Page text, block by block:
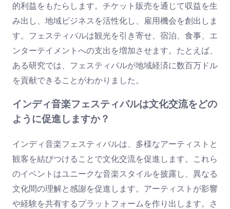
的利益をもたらします。チケット販売を通じて収益を生
み出し、地域ビジネスを活性化し、雇用機会を創出しま
す。フェスティバルは観光を引き寄せ、宿泊、食事、エ
ンターテイメントへの支出を増加させます。たとえば、
ある研究では、フェスティバルが地域経済に数百万ドル
を貢献できることがわかりました。
インディ音楽フェスティバルは文化交流をどの
ように促進しますか？
インディ音楽フェスティバルは、多様なアーティストと
観客を結びつけることで文化交流を促進します。これら
のイベントはユニークな音楽スタイルを披露し、異なる
文化間の理解と感謝を促進します。アーティストが影響
や経験を共有するプラットフォームを作り出します。さ